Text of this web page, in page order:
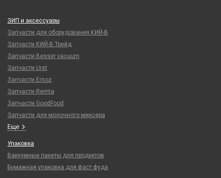
ЗИП и аксессуары
Запчасти для оборудования КИЙ-В
Запчасти КИЙ-В Трейд
Запчасти Besser vacuum
Запчасти Uret
Запчасти Ersoz
Запчасти Remta
Запчасти GoodFood
Запчасти для молочного миксера
Еще
Упаковка
Вакуумные пакеты для продуктов
Бумажная упаковка для фаст фуда